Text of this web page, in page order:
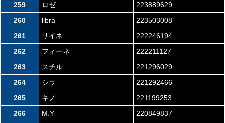
259
ロゼ
223889629
260
libra
223503008
261
サイネ
222246194
262
フィーネ
222211127
263
スチル
221296029
264
シラ
221292466
265
キノ
221199253
266
M.Y 220849837